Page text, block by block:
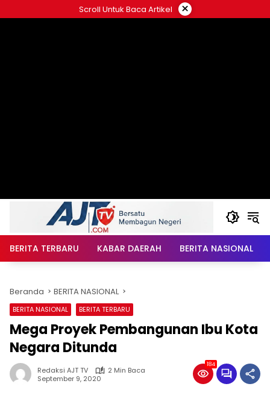
ke
Scroll Untuk Baca Artikel ×
BERITA TERBARU KABAR DAERAH BERITA NASIONAL
Beranda BERITA NASIONAL
BERITA NASIONAL BERITA TERBARU
Mega Proyek Pembangunan Ibu Kota
Negara Ditunda
Redaksi AJT TV
2 Min Baca
September 9, 2020
184